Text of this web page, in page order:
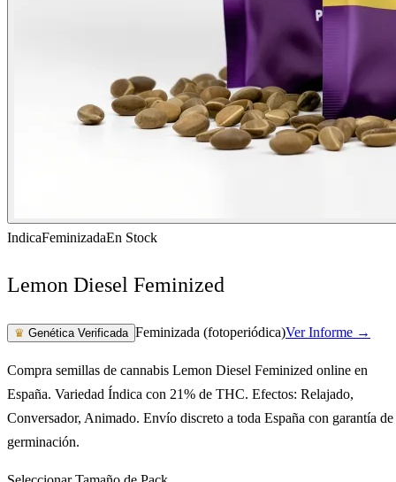
IndicaFeminizadaEn Stock
Lemon Diesel Feminized
♛ Genética Verificada Feminizada (fotoperiódica)Ver Informe →
Compra semillas de cannabis Lemon Diesel Feminized online en
España. Variedad Índica con 21% de THC. Efectos: Relajado,
Conversador, Animado. Envío discreto a toda España con garantía de
germinación.